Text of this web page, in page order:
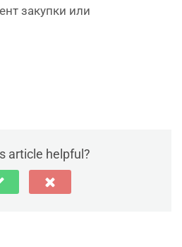
закупки или
article helpful?